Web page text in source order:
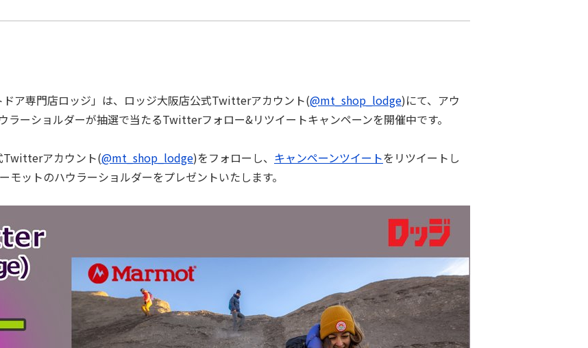
ア専⾨店ロッジ」は、ロッジ⼤阪店公式Twitterアカウント(@mt_shop_lodge)にて、アウ
ーショルダーが抽選で当たるTwitterフォロー&リツイートキャンペーンを開催中です。
Twitterアカウント(@mt_shop_lodge)をフォローし、 キャンペーンツイートをリツイートし
ットのハウラーショルダーをプレゼントいたします。